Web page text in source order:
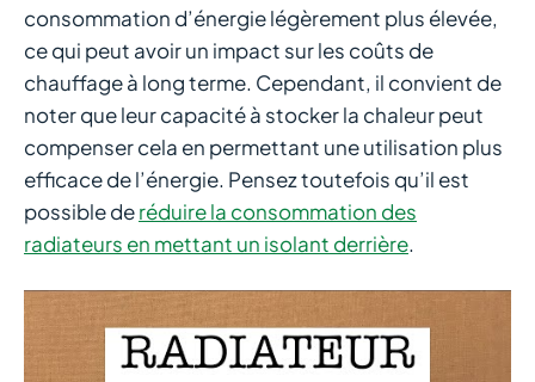
consommation d’énergie légèrement plus élevée,
ce qui peut avoir un impact sur les coûts de
chauffage à long terme. Cependant, il convient de
noter que leur capacité à stocker la chaleur peut
compenser cela en permettant une utilisation plus
efficace de l’énergie. Pensez toutefois qu’il est
possible deréduire la consommation des
radiateurs en mettant un isolant derrière.